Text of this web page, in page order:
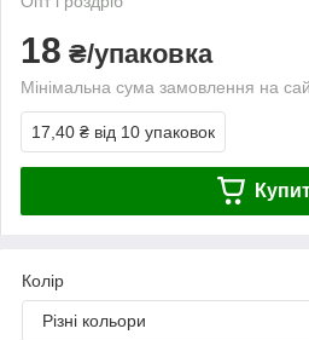
18 ₴/упаковка
Мінімальна сума замовлення на
17,40 ₴ від 10 упаковок
Колір
Різні кольори